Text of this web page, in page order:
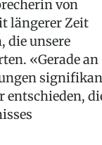
von
längerer Zeit
die unsere
«Gerade an
entschieden,